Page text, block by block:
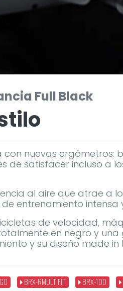
Full Black
nuevas ergómetros:
de satisfacer incluso a
al aire que atrae a
entrenamiento intensa
de velocidad,
en negro y una
y su diseño made in
BRX-RMULTIFIT BRX-100